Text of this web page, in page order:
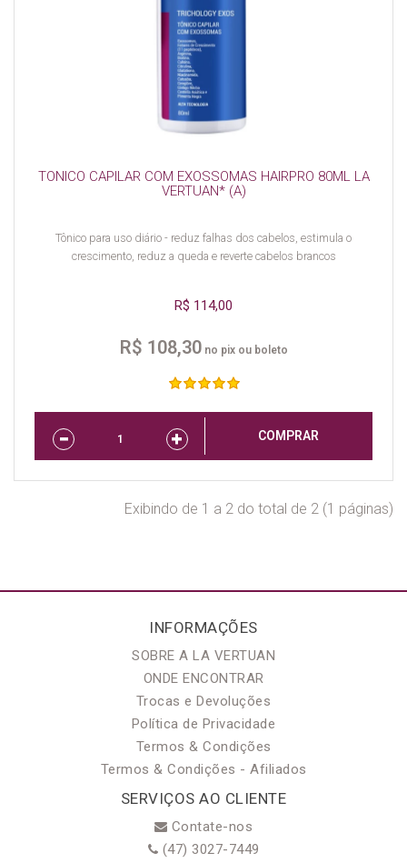
TONICO CAPILAR COM EXOSSOMAS HAIRPRO 80ML LA
VERTUAN* (A)
Tônico para uso diário - reduz falhas dos cabelos, estimula o
crescimento, reduz a queda e reverte cabelos brancos
R$ 114,00
R$ 108,30no pix ou boleto
COMPRAR
Exibindo de 1 a 2 do total de 2 (1 páginas)
INFORMAÇÕES
SOBRE A LA VERTUAN
ONDE ENCONTRAR
Trocas e Devoluções
Política de Privacidade
Termos & Condições
Termos & Condições - Afiliados
SERVIÇOS AO CLIENTE
Contate-nos
(47) 3027-7449